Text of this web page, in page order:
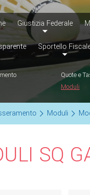
Giustizia Federale
Sportello
Quote e
Moduli
Moduli
SQ